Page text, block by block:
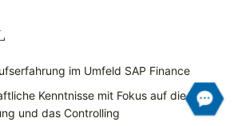
im Umfeld SAP Finance
Kenntnisse mit Fokus auf die
und das Controlling